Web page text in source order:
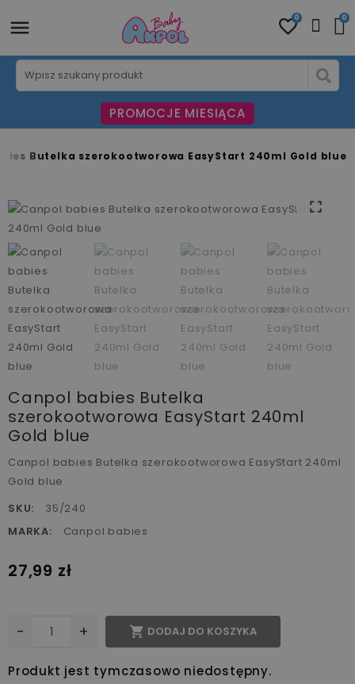
0 0
PROMOCJE MIESIĄCA
Butelka szerokootworowa EasyStart 240ml Gold blue
fullscreen
fullscreen
Canpol babies Butelka
szerokootworowa EasyStart 240ml
Gold blue
Canpol babies Butelka szerokootworowa EasyStart 240ml
Gold blue
SKU:
35/240
MARKA:
Canpol babies
27,99 zł
- +  DODAJ DO KOSZYKA
Produkt jest tymczasowo niedostępny.